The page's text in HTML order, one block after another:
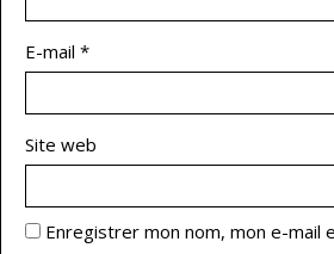
E-mail *
Site web
Enregistrer mon nom, mon e-mail